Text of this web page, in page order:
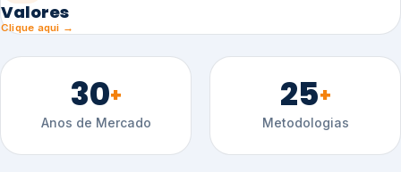
Valores
Clique aqui →
30+
Anos de Mercado
25+
Metodologias